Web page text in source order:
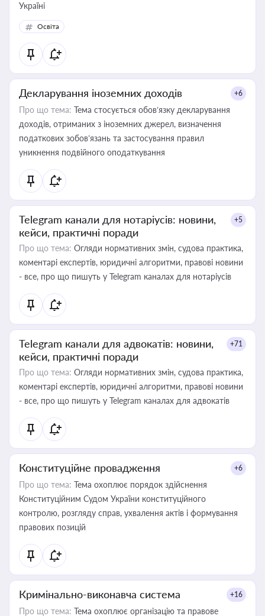
Україні
Освіта
Декларування іноземних доходів +6
Про що тема: Тема стосується обов’язку декларування
доходів, отриманих з іноземних джерел, визначення
податкових зобов’язань та застосування правил
уникнення подвійного оподаткування
Telegram канали для нотаріусів: новини,
кейси, практичні поради
+5
Про що тема: Огляди нормативних змін, судова практика,
коментарі експертів, юридичні алгоритми, правові новини
- все, про що пишуть у Telegram каналах для нотаріусів
Telegram канали для адвокатів: новини,
кейси, практичні поради
+71
Про що тема: Огляди нормативних змін, судова практика,
коментарі експертів, юридичні алгоритми, правові новини
- все, про що пишуть у Telegram каналах для адвокатів
Конституційне провадження +6
Про що тема: Тема охоплює порядок здійснення
Конституційним Судом України конституційного
контролю, розгляду справ, ухвалення актів і формування
правових позицій
Кримінально-виконавча система +16
Про що тема: Тема охоплює організацію та правове